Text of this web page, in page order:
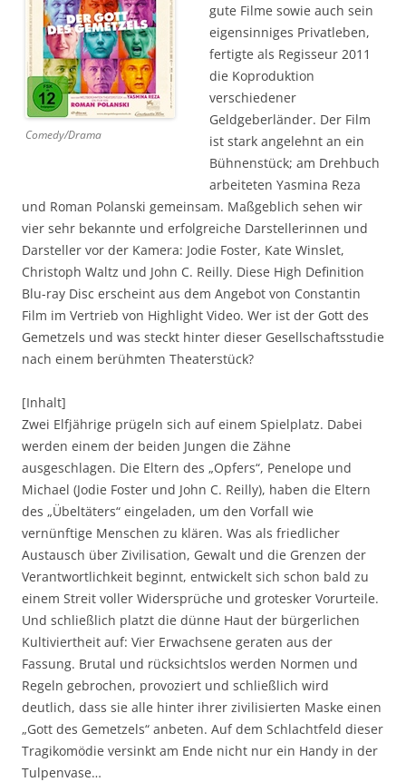
Comedy/Drama
gute Filme sowie auch sein
eigensinniges Privatleben,
fertigte als Regisseur 2011
die Koproduktion
verschiedener
Geldgeberländer. Der Film
ist stark angelehnt an ein
Bühnenstück; am Drehbuch
arbeiteten Yasmina Reza
und Roman Polanski gemeinsam. Maßgeblich sehen wir
vier sehr bekannte und erfolgreiche Darstellerinnen und
Darsteller vor der Kamera: Jodie Foster, Kate Winslet,
Christoph Waltz und John C. Reilly. Diese High Definition
Blu-ray Disc erscheint aus dem Angebot von Constantin
Film im Vertrieb von Highlight Video. Wer ist der Gott des
Gemetzels und was steckt hinter dieser Gesellschaftsstudie
nach einem berühmten Theaterstück?
[Inhalt]
Zwei Elfjährige prügeln sich auf einem Spielplatz. Dabei
werden einem der beiden Jungen die Zähne
ausgeschlagen. Die Eltern des „Opfers“, Penelope und
Michael (Jodie Foster und John C. Reilly), haben die Eltern
des „Übeltäters“ eingeladen, um den Vorfall wie
vernünftige Menschen zu klären. Was als friedlicher
Austausch über Zivilisation, Gewalt und die Grenzen der
Verantwortlichkeit beginnt, entwickelt sich schon bald zu
einem Streit voller Widersprüche und grotesker Vorurteile.
Und schließlich platzt die dünne Haut der bürgerlichen
Kultiviertheit auf: Vier Erwachsene geraten aus der
Fassung. Brutal und rücksichtslos werden Normen und
Regeln gebrochen, provoziert und schließlich wird
deutlich, dass sie alle hinter ihrer zivilisierten Maske einen
„Gott des Gemetzels“ anbeten. Auf dem Schlachtfeld dieser
Tragikomödie versinkt am Ende nicht nur ein Handy in der
Tulpenvase…